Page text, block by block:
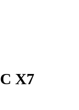
X7